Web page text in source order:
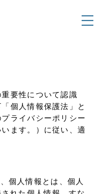
要性について認識
個人情報保護法」と
ライバシーポリシー
ます。）に従い、適
個人情報とは、個人